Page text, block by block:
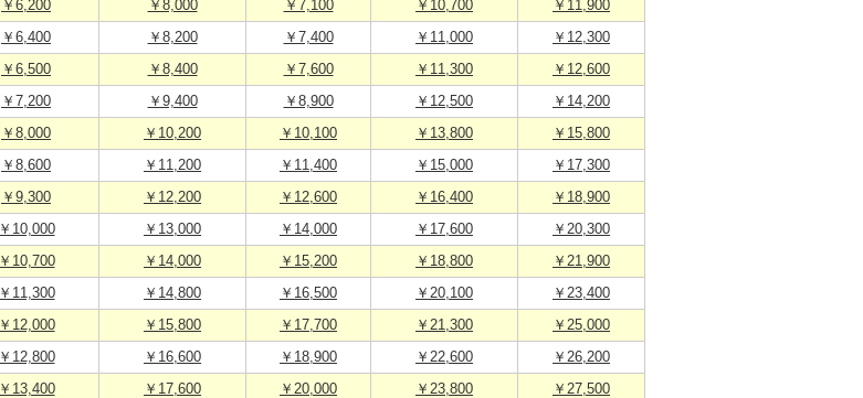
￥6,200 ￥8,000 ￥7,100 ￥10,700 ￥11,900
￥6,400 ￥8,200 ￥7,400 ￥11,000 ￥12,300
￥6,500 ￥8,400 ￥7,600 ￥11,300 ￥12,600
￥7,200 ￥9,400 ￥8,900 ￥12,500 ￥14,200
￥8,000 ￥10,200 ￥10,100 ￥13,800 ￥15,800
￥8,600 ￥11,200 ￥11,400 ￥15,000 ￥17,300
￥9,300 ￥12,200 ￥12,600 ￥16,400 ￥18,900
￥10,000 ￥13,000 ￥14,000 ￥17,600 ￥20,300
￥10,700 ￥14,000 ￥15,200 ￥18,800 ￥21,900
￥11,300 ￥14,800 ￥16,500 ￥20,100 ￥23,400
￥12,000 ￥15,800 ￥17,700 ￥21,300 ￥25,000
￥12,800 ￥16,600 ￥18,900 ￥22,600 ￥26,200
￥13,400 ￥17,600 ￥20,000 ￥23,800 ￥27,500